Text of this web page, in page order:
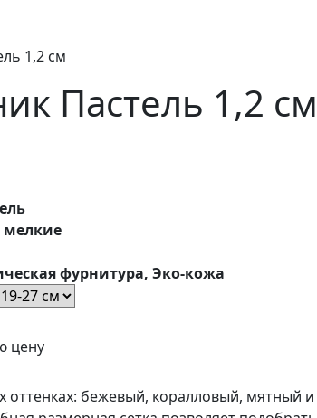
1,2 см
Пастель 1,2 см
фурнитура, Эко-кожа
цену
бежевый, коралловый, мятный и